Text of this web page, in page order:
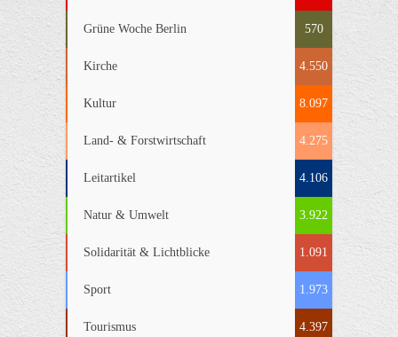
Grüne Woche Berlin 570
Kirche 4.550
Kultur 8.097
Land- & Forstwirtschaft 4.275
Leitartikel 4.106
Natur & Umwelt 3.922
Solidarität & Lichtblicke 1.091
Sport 1.973
Tourismus 4.397